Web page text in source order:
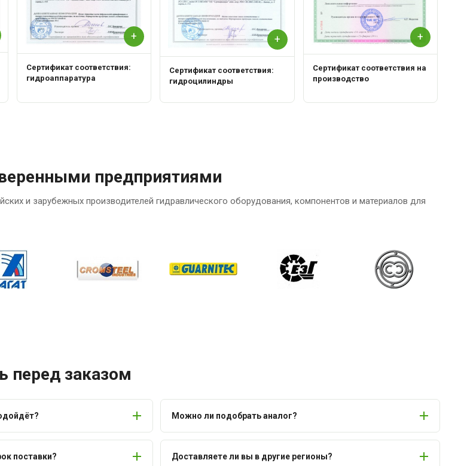
+
Сертификат соответствия:
гидроаппаратура
+
Сертификат соответствия:
гидроцилиндры
+
Сертификат соответствия на
производство
предприятиями
и зарубежных производителей гидравлического оборудования, компонентов и материалов для
перед заказом
Можно ли подобрать аналог?
поставки? Доставляете ли вы в другие регионы?